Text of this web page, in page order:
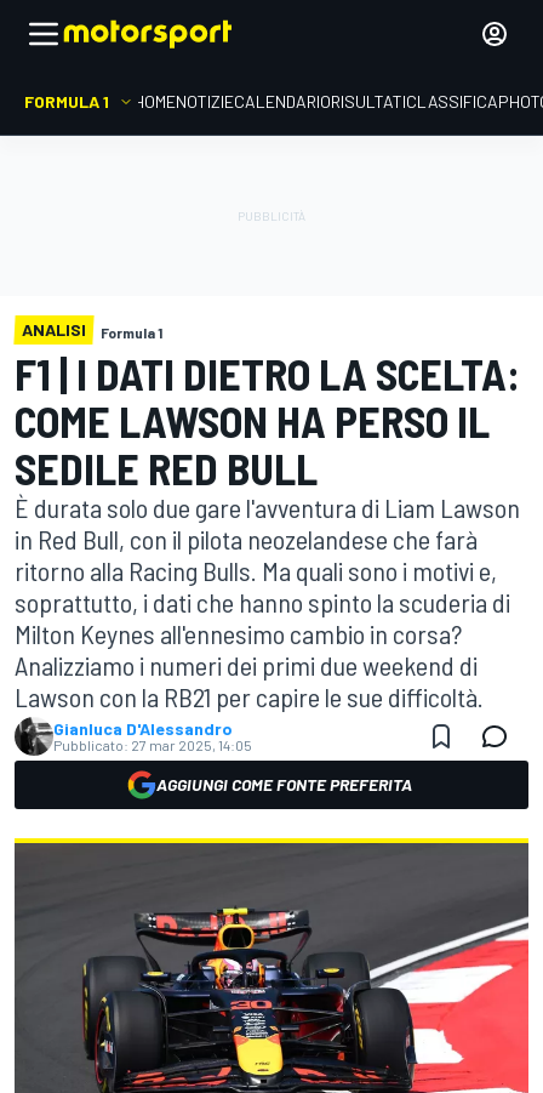
FORMULA 1 HOMENOTIZIECALENDARIORISULTATICLASSIFICA
ANALISI Formula 1
F1 | I DATI DIETRO LA SCELTA:
COME LAWSON HA PERSO IL
SEDILE RED BULL
È durata solo due gare l'avventura di Liam Lawson
in Red Bull, con il pilota neozelandese che farà
ritorno alla Racing Bulls. Ma quali sono i motivi e,
soprattutto, i dati che hanno spinto la scuderia di
Milton Keynes all'ennesimo cambio in corsa?
Analizziamo i numeri dei primi due weekend di
Lawson con la RB21 per capire le sue difficoltà.
Gianluca D'Alessandro
Pubblicato: 27 mar 2025, 14:05
AGGIUNGI COME FONTE PREFERITA